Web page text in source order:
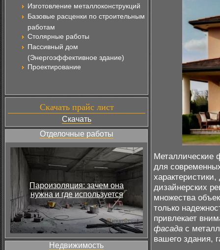
Изготовление металлоконструкций
Базовые расценки по строительным
работам
Столярные работы
Пассивный дом
(Энергоэффективное здание)
Проектирование
Скачать прайс лист
Скачать
Отделочные работы
Пароизоляция: зачем она
нужна и где используется
Недвижимость
Металлические
для
дизайнерских
множества
только
привлекает
фасада с
вашего здания,